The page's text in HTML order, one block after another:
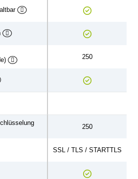
250
250
SSL / TLS / STARTTLS